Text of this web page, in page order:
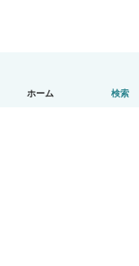
ホーム 検索